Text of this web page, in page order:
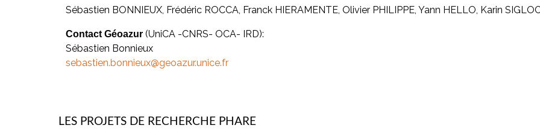
Sébastien BONNIEUX, Frédéric ROCCA, Franck HIERAMENTE, Olivier PHILIPPE, Yann HELLO, Karin
Contact Géoazur (UniCA -CNRS- OCA- IRD):
Sébastien Bonnieux
sebastien.bonnieux@geoazur.unice.fr
LES PROJETS DE RECHERCHE PHARE